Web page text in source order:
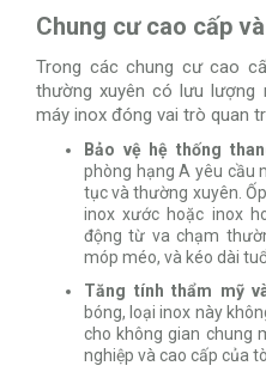
Chung cư cao cấp
Trong các chung cư cao
thường xuyên có lưu lượng
máy inox đóng vai trò quan
Bảo vệ hệ thống
phòng hạng A yêu cầu
tục và thường xuyên.
inox xước hoặc inox
động từ va chạm
móp méo, và kéo dài
Tăng tính thẩm mỹ
bóng, loại inox này
cho không gian chung
nghiệp và cao cấp của